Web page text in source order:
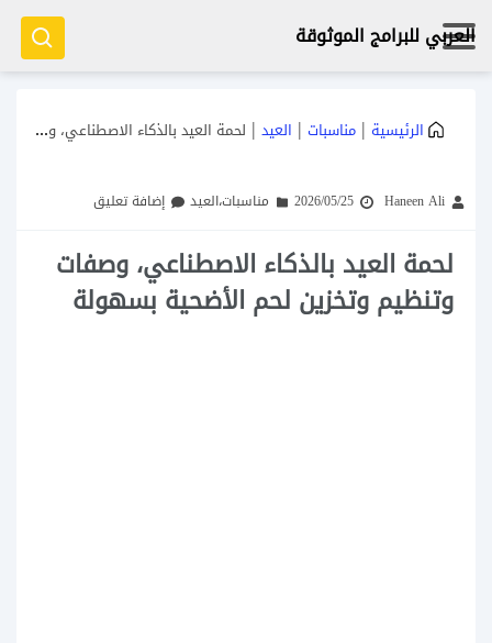
العربي للبرامج الموثوقة
الرئيسية | مناسبات | العيد | لحمة العيد بالذكاء الاصطناعي، وصفات وتنظيم وتخزين لحم الأضحية بسهولة
Haneen Ali
2026/05/25 مناسبات،العيد إضافة تعليق
لحمة العيد بالذكاء الاصطناعي، وصفات
وتنظيم وتخزين لحم الأضحية بسهولة